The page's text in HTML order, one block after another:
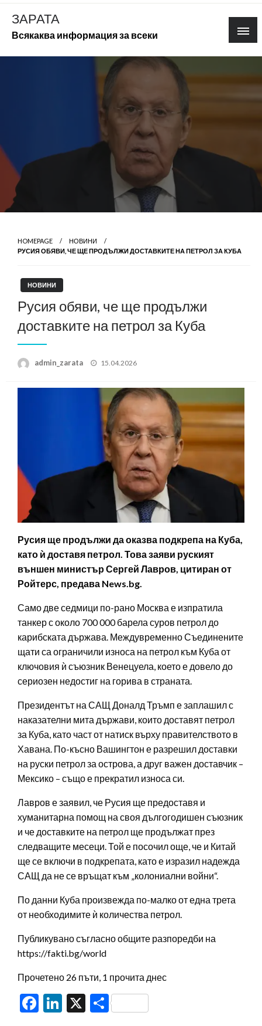
Skip
content
ЗАРАТА
Всякаква информация за всеки
HOMEPAGE
НОВИНИ
РУСИЯ ОБЯВИ, ЧЕ ЩЕ ПРОДЪЛЖИ ДОСТАВКИТЕ НА ПЕТРОЛ ЗА КУБА
НОВИНИ
Русия обяви, че ще продължи
доставките на петрол за Куба
admin_zarata
Posted
15.04.2026
Русия ще продължи да оказва подкрепа на Куба,
като ѝ доставя петрол. Това заяви руският
външен министър Сергей Лавров, цитиран от
Ройтерс, предава News.bg.
Само две седмици по-рано Москва е изпратила
танкер с около 700 000 барела суров петрол до
карибската държава. Междувременно Съединените
щати са ограничили износа на петрол към Куба от
ключовия ѝ съюзник Венецуела, което е довело до
сериозен недостиг на горива в страната.
Президентът на САЩ Доналд Тръмп е заплашил с
наказателни мита държави, които доставят петрол
за Куба, като част от натиск върху правителството в
Хавана. По-късно Вашингтон е разрешил доставки
на руски петрол за острова, а друг важен доставчик –
Мексико – също е прекратил износа си.
Лавров е заявил, че Русия ще предоставя и
хуманитарна помощ на своя дългогодишен съюзник
и че доставките на петрол ще продължат през
следващите месеци. Той е посочил още, че и Китай
ще се включи в подкрепата, като е изразил надежда
САЩ да не се връщат към „колониални войни“.
По данни Куба произвежда по-малко от една трета
от необходимите ѝ количества петрол.
Публикувано съгласно общите разпоредби на
https://fakti.bg/world
Прочетено 26 пъти, 1 прочита днес
Facebook
LinkedIn
X Share